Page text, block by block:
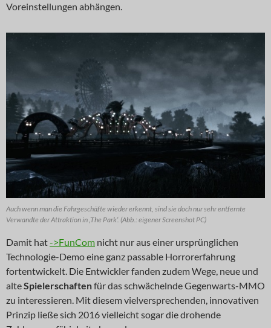
Voreinstellungen abhängen.
Auch wenn man die Fahrgeschäfte wieder erkennt, sind sie doch nur sehr entfernte
Verwandte der Attraktion in ‚The Park‘. (Abb.: eigener Screenshot PC)
Damit hat->FunCom nicht nur aus einer ursprünglichen
Technologie-Demo eine ganz passable Horrorerfahrung
fortentwickelt. Die Entwickler fanden zudem Wege, neue und
alteSpielerschaftenfür das schwächelnde Gegenwarts-MMO
zu interessieren. Mit diesem vielversprechenden, innovativen
Prinzip ließe sich 2016 vielleicht sogar die drohende